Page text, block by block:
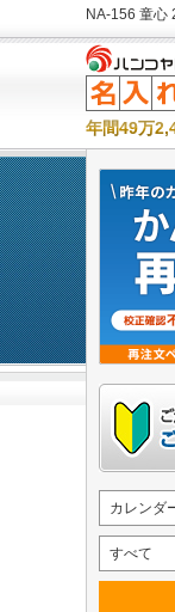
NA-156 童心
年間49万
カレンダ
すべて